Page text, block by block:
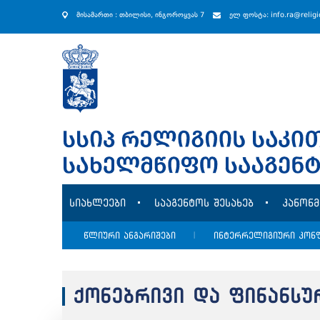
მისამართი : თბილისი, ინგოროყვას 7 ელ ფოსტა:
სიახლეები სააგენტოს შესახებ
წლიური ანგარიშები ინტერრელიგიური
ქონებრივი და